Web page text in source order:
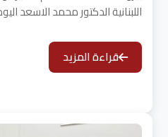
اللبنانية الدكتور محمد الاسعد
قراءة المزيد